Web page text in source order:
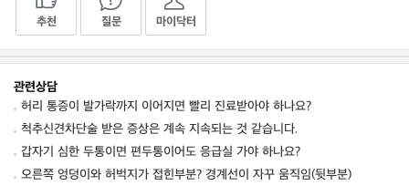
추천 질문 마이닥터
관련상담
허리 통증이 발가락까지 이어지면 빨리 진료받아야 하나요?
척추신견차단술 받은 증상은 계속 지속되는 것 같습니다.
갑자기 심한 두통이면 편두통이어도 응급실 가야 하나요?
오른쪽 엉덩이와 허벅지가 접힌부분? 경계선이 자꾸 움직임(뒷부분)